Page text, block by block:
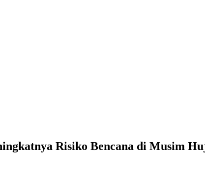
Risiko Bencana di Musim